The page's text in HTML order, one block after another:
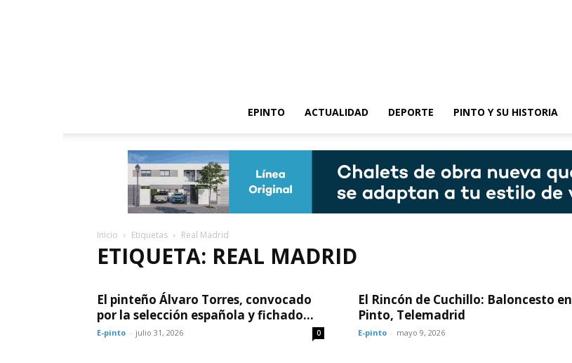
EPINTO
ACTUALIDAD DEPORTE PINTO Y SU HISTORIA
Inicio Etiquetas Real Madrid
ETIQUETA: REAL MADRID
El pinteño Álvaro Torres, convocado
por la selección española y fichado...
E-pinto - julio 31, 2026 0
El Rincón de Cuchillo: Baloncesto en
Pinto, Telemadrid
E-pinto - mayo 9, 2026